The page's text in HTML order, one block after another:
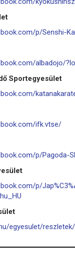
p/Senshi-
albadojo/
Sportegyesület
ifk.vtse/
p/Pagoda-
p/
egyesulet/